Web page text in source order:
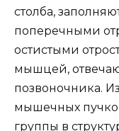
столба,
поперечными
остистыми
мышцей,
позвоночника.
мышечных
группы в